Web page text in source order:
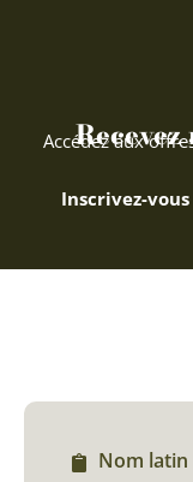
Accédez aux
Inscrivez-
Nom latin